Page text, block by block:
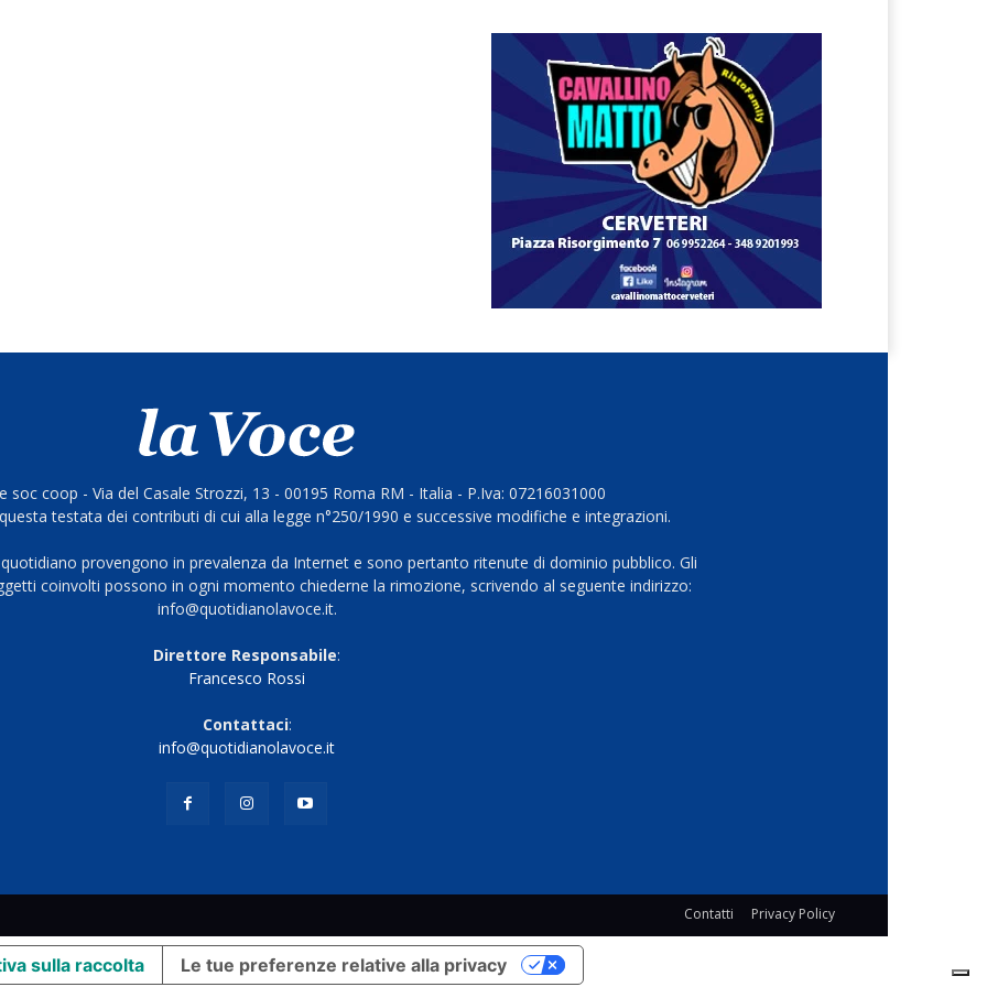
soc coop - Via del Casale Strozzi, 13 - 00195 Roma RM - Italia - P.Iva: 07216031000
testata dei contributi di cui alla legge n°250/1990 e successive modifiche e integrazioni.
provengono in prevalenza da Internet e sono pertanto ritenute di dominio pubblico. Gli
coinvolti possono in ogni momento chiederne la rimozione, scrivendo al seguente indirizzo:
info@quotidianolavoce.it.
Direttore Responsabile:
Francesco Rossi
Contattaci:
info@quotidianolavoce.it
Contatti Privacy Policy
sulla raccolta Le tue preferenze relative alla privacy